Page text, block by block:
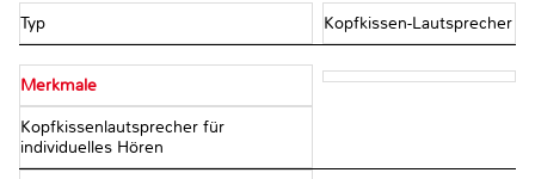
Typ Kopfkissen-Lautsprecher
Merkmale
Kopfkissenlautsprecher für
individuelles Hören